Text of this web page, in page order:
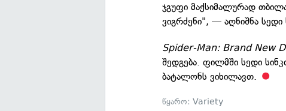
ჯგუფი მაქსიმალურად
ვიგრძენი", — აღნიშნა სედი
Spider-Man: Brand New
შედგება. ფილმში სედი
ბატალონს ვიხილავთ.
წყარო:Variety